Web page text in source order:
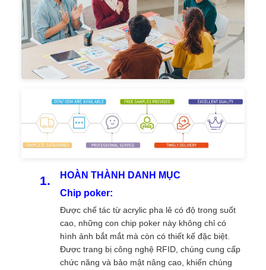
HOÀN THÀNH DANH MỤC
Chip poker:
Được chế tác từ acrylic pha lê có độ trong suốt
cao, những con chip poker này không chỉ có
hình ảnh bắt mắt mà còn có thiết kế đặc biệt.
Được trang bị công nghệ RFID, chúng cung cấp
chức năng và bảo mật nâng cao, khiến chúng